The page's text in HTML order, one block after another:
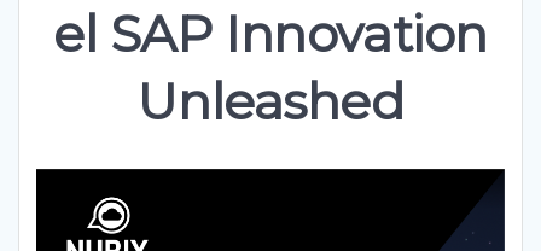
el SAP Innovation
Unleashed